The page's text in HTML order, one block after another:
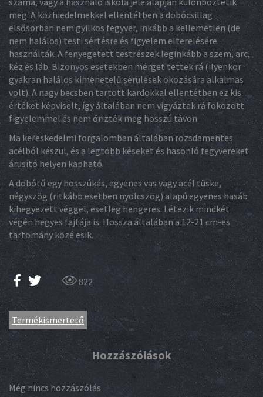
meg. A közhiedelmekkel ellentétben a dobócsillag
elsősorban nem gyilkos fegyver, inkább a kellemetlen (de
nem halálos) testi sértésre és figyelem elterelésére
használták. A fenyegetett testrészek leginkább a szem, arc,
kéz és láb. Bizonyos esetekben mérget tettek rá (ilyenkor
gyakran halálos kimenetelű sérülések okozására alkalmas
volt). A nagy becsben tartott kardokkal ellentétben ez kis
értéket képviselt, így általában nem vigyáztak rá fokozott
figyelemmel és nem őrizték meg hosszú távon.
Ma kereskedelmi forgalomban általában rozsdamentes
acélból készül, és a legtöbb késeket és hasonló fegyvereket
árusító helyen kapható.
A dobótű egy hosszúkás, egyenes vas vagy acél tüske,
négyszög (ritkább esetben nyolcszög) alapú egyenes hasáb
kihegyezett véggel, esetleg hengeres. Létezik mindkét
végén hegyes fajtája is. Hossza általában a 12-21 cm-es
tartomány közé esik.
822
Termékismertető
Hozzászólások
Még nincs hozzászólás